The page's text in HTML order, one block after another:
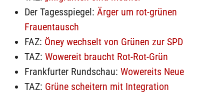
Der Tagesspiegel: Ärger um rot-grünen
Frauentausch
FAZ: Öney wechselt von Grünen zur SPD
TAZ: Wowereit braucht Rot-Rot-Grün
Frankfurter Rundschau: Wowereits Neue
TAZ: Grüne scheitern mit Integration